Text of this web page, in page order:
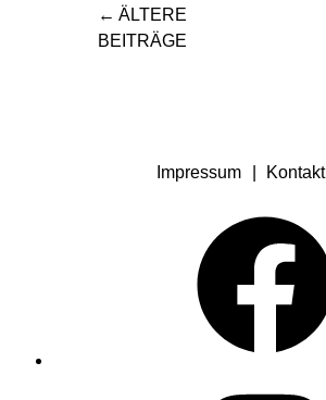
Beitragsnavigation
ÄLTERE
BEITRÄGE
Impressum Kontakt